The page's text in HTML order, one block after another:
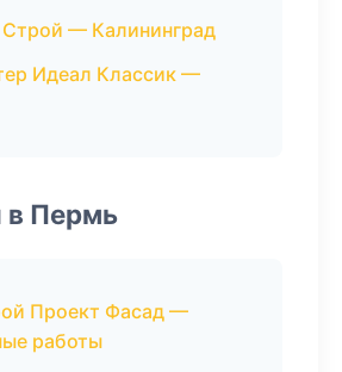
— Калининград
Идеал Классик —
в Пермь
Проект Фасад —
работы